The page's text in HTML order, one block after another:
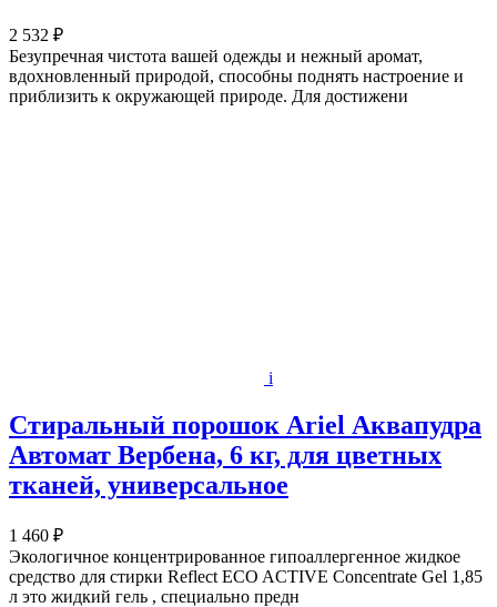
2 532 ₽
Безупречная чистота вашей одежды и нежный аромат,
вдохновленный природой, способны поднять настроение и
приблизить к окружающей природе. Для достижени
i
Стиральный порошок Ariel Аквапудра
Автомат Вербена, 6 кг, для цветных
тканей, универсальное
1 460 ₽
Экологичное концентрированное гипоаллергенное жидкое
средство для стирки Reflect ECO ACTIVE Concentrate Gel 1,85
л это жидкий гель , специально предн